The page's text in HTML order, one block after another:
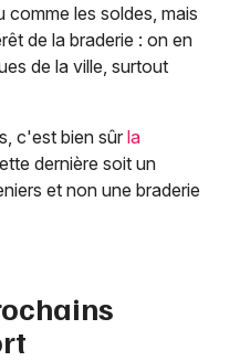
les soldes, mais
de la braderie : on en
de la ville, surtout
c'est bien sûr la
dernière soit un
et non une braderie